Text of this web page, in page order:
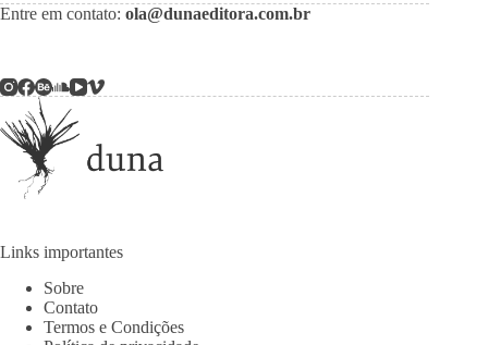
Entre em contato: ola@dunaeditora.com.br
Links importantes
Sobre
Contato
Termos e Condições